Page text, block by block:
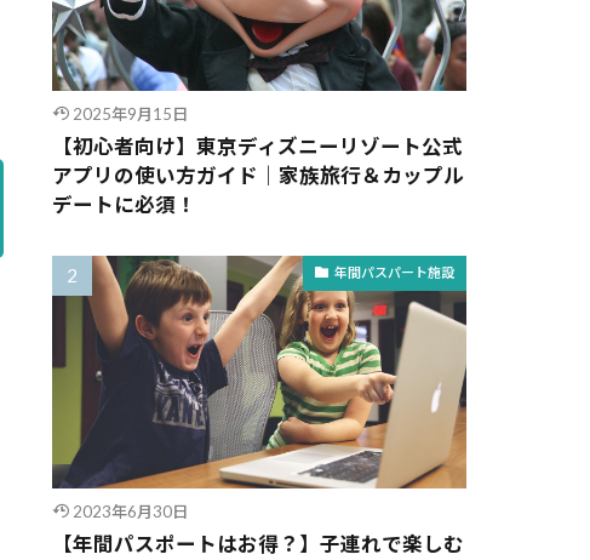
2025年9月15日
【初心者向け】東京ディズニーリゾート公式
アプリの使い方ガイド｜家族旅行＆カップル
デートに必須！
年間パスパート施設
2023年6月30日
【年間パスポートはお得？】子連れで楽しむ